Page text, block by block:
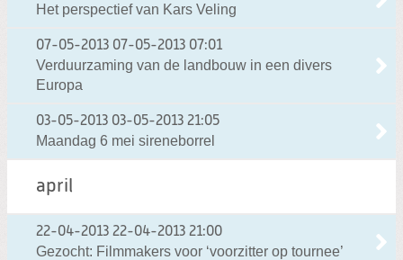
Het perspectief van Kars Veling
07-05-2013 07-05-2013 07:01
Verduurzaming van de landbouw in een divers
Europa
03-05-2013 03-05-2013 21:05
Maandag 6 mei sireneborrel
april
22-04-2013 22-04-2013 21:00
Gezocht: Filmmakers voor ‘voorzitter op tournee’